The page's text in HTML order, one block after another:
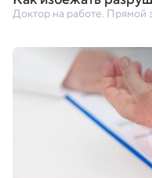
Доктор на работе. Прямой